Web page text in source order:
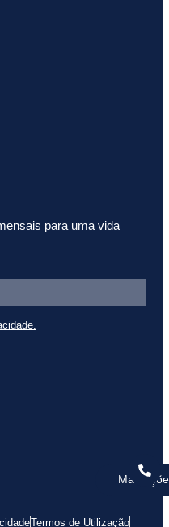
para uma vida
Termos de Utilização